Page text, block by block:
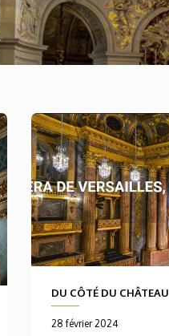
DU CÔTÉ DU CHÂTEAU
28 février 2024